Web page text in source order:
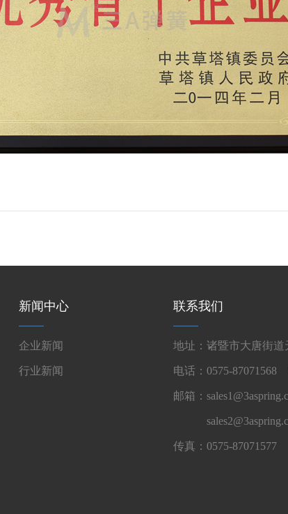
新闻中心
企业新闻
行业新闻
联系我们
地址：诸暨市大唐街道
电话：0575-87071568
邮箱：
传真：0575-87071577